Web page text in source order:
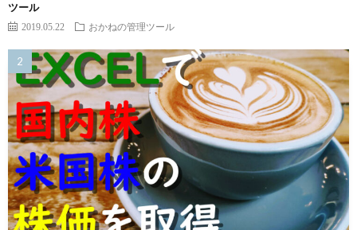
ツール
2019.05.22 おかねの管理ツール